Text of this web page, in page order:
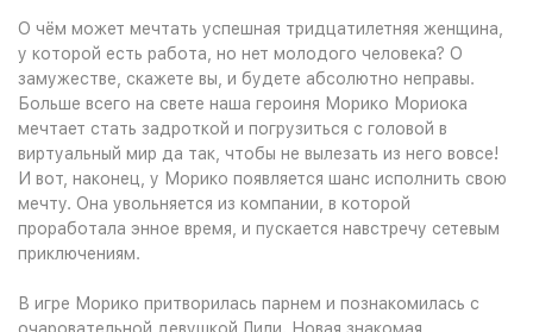
О чём может мечтать успешная тридцатилетняя женщина,
у которой есть работа, но нет молодого человека? О
замужестве, скажете вы, и будете абсолютно неправы.
Больше всего на свете наша героиня Морико Мориока
мечтает стать задроткой и погрузиться с головой в
виртуальный мир да так, чтобы не вылезать из него вовсе!
И вот, наконец, у Морико появляется шанс исполнить свою
мечту. Она увольняется из компании, в которой
проработала энное время, и пускается навстречу сетевым
приключениям.
В игре Морико притворилась парнем и познакомилась с